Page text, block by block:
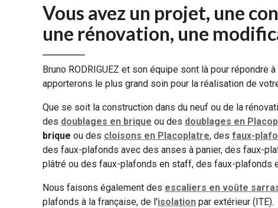
Vous avez un projet, une
une rénovation, une
Bruno RODRIGUEZ et son équipe sont là pour répondre
apporterons le plus grand soin pour la réalisation de
Que se soit la construction dans du neuf ou de la
des doublages en brique ou des doublages en
brique ou des cloisons en Placoplatre, des faux-
des faux-plafonds avec des anses à panier, des faux-
plâtré ou des faux-plafonds en staff, des faux-plafonds
Nous faisons également des escaliers en voûte
plafonds à la française, de l'isolation par extérieur (ITE).